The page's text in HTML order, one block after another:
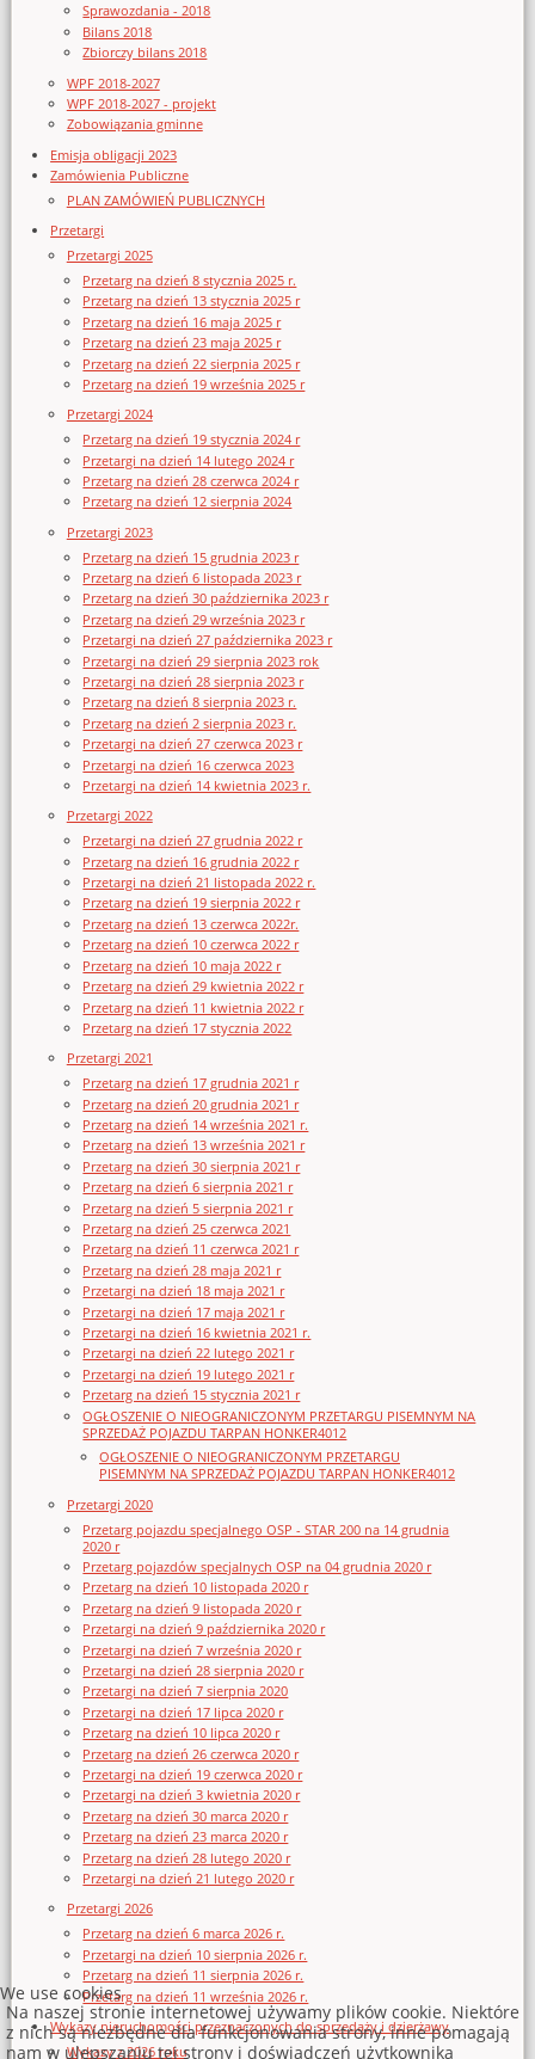
Sprawozdania - 2018
Bilans 2018
Zbiorczy bilans 2018
WPF 2018-2027
WPF 2018-2027 - projekt
Zobowiązania gminne
Emisja obligacji 2023
Zamówienia Publiczne
PLAN ZAMÓWIEŃ PUBLICZNYCH
Przetargi
Przetargi 2025
Przetarg na dzień 8 stycznia 2025 r.
Przetarg na dzień 13 stycznia 2025 r
Przetarg na dzień 16 maja 2025 r
Przetarg na dzień 23 maja 2025 r
Przetarg na dzień 22 sierpnia 2025 r
Przetarg na dzień 19 września 2025 r
Przetargi 2024
Przetarg na dzień 19 stycznia 2024 r
Przetargi na dzień 14 lutego 2024 r
Przetarg na dzień 28 czerwca 2024 r
Przetarg na dzień 12 sierpnia 2024
Przetargi 2023
Przetarg na dzień 15 grudnia 2023 r
Przetarg na dzień 6 listopada 2023 r
Przetarg na dzień 30 października 2023 r
Przetarg na dzień 29 września 2023 r
Przetargi na dzień 27 października 2023 r
Przetargi na dzień 29 sierpnia 2023 rok
Przetargi na dzień 28 sierpnia 2023 r
Przetarg na dzień 8 sierpnia 2023 r.
Przetarg na dzień 2 sierpnia 2023 r.
Przetargi na dzień 27 czerwca 2023 r
Przetargi na dzień 16 czerwca 2023
Przetargi na dzień 14 kwietnia 2023 r.
Przetargi 2022
Przetargi na dzień 27 grudnia 2022 r
Przetarg na dzień 16 grudnia 2022 r
Przetargi na dzień 21 listopada 2022 r.
Przetarg na dzień 19 sierpnia 2022 r
Przetarg na dzień 13 czerwca 2022r.
Przetarg na dzień 10 czerwca 2022 r
Przetarg na dzień 10 maja 2022 r
Przetarg na dzień 29 kwietnia 2022 r
Przetarg na dzień 11 kwietnia 2022 r
Przetarg na dzień 17 stycznia 2022
Przetargi 2021
Przetarg na dzień 17 grudnia 2021 r
Przetarg na dzień 20 grudnia 2021 r
Przetarg na dzień 14 września 2021 r.
Przetarg na dzień 13 września 2021 r
Przetarg na dzień 30 sierpnia 2021 r
Przetarg na dzień 6 sierpnia 2021 r
Przetarg na dzień 5 sierpnia 2021 r
Przetarg na dzień 25 czerwca 2021
Przetarg na dzień 11 czerwca 2021 r
Przetarg na dzień 28 maja 2021 r
Przetargi na dzień 18 maja 2021 r
Przetargi na dzień 17 maja 2021 r
Przetargi na dzień 16 kwietnia 2021 r.
Przetargi na dzień 22 lutego 2021 r
Przetargi na dzień 19 lutego 2021 r
Przetarg na dzień 15 stycznia 2021 r
OGŁOSZENIE O NIEOGRANICZONYM PRZETARGU PISEMNYM NA
SPRZEDAŻ POJAZDU TARPAN HONKER4012
OGŁOSZENIE O NIEOGRANICZONYM PRZETARGU
PISEMNYM NA SPRZEDAŻ POJAZDU TARPAN HONKER4012
Przetargi 2020
Przetarg pojazdu specjalnego OSP - STAR 200 na 14 grudnia
2020 r
Przetarg pojazdów specjalnych OSP na 04 grudnia 2020 r
Przetarg na dzień 10 listopada 2020 r
Przetarg na dzień 9 listopada 2020 r
Przetargi na dzień 9 października 2020 r
Przetargi na dzień 7 września 2020 r
Przetargi na dzień 28 sierpnia 2020 r
Przetargi na dzień 7 sierpnia 2020
Przetargi na dzień 17 lipca 2020 r
Przetarg na dzień 10 lipca 2020 r
Przetarg na dzień 26 czerwca 2020 r
Przetargi na dzień 19 czerwca 2020 r
Przetargi na dzień 3 kwietnia 2020 r
Przetarg na dzień 30 marca 2020 r
Przetarg na dzień 23 marca 2020 r
Przetarg na dzień 28 lutego 2020 r
Przetargi na dzień 21 lutego 2020 r
Przetargi 2026
Przetarg na dzień 6 marca 2026 r.
Przetargi na dzień 10 sierpnia 2026 r.
Przetarg na dzień 11 sierpnia 2026 r.
Przetarg na dzień 11 września 2026 r.
Wykazy nieruchomości przeznaczonych do sprzedaży i dzierżawy
Wykazy z 2026 roku
We use cookies
Na naszej stronie internetowej używamy plików cookie. Niektóre
z nich są niezbędne dla funkcjonowania strony, inne pomagają
nam w ulepszaniu tej strony i doświadczeń użytkownika